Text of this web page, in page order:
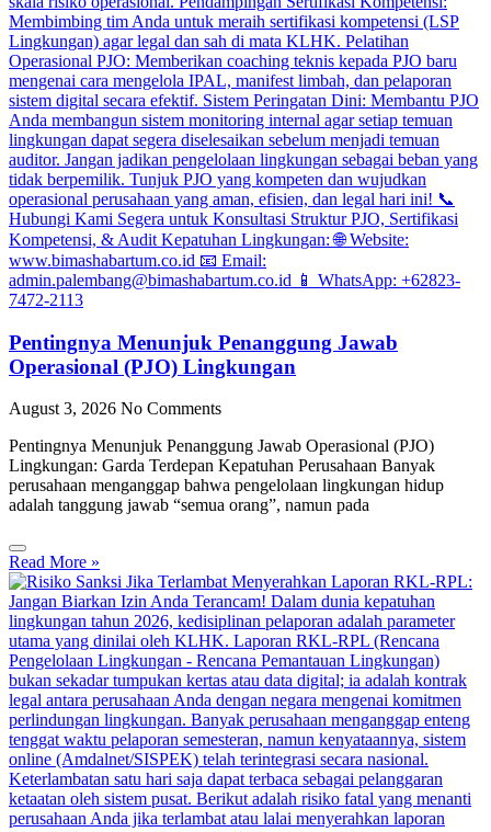
Pentingnya Menunjuk Penanggung Jawab
Operasional (PJO) Lingkungan
August 3, 2026 No Comments
Pentingnya Menunjuk Penanggung Jawab Operasional (PJO)
Lingkungan: Garda Terdepan Kepatuhan Perusahaan Banyak
perusahaan menganggap bahwa pengelolaan lingkungan hidup
adalah tanggung jawab “semua orang”, namun pada
Read More »